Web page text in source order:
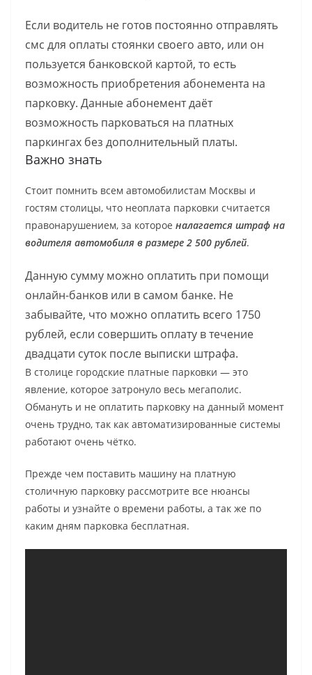
Если водитель не готов постоянно отправлять
смс для оплаты стоянки своего авто, или он
пользуется банковской картой, то есть
возможность приобретения абонемента на
парковку. Данные абонемент даёт
возможность парковаться на платных
паркингах без дополнительный платы.
Важно знать
Стоит помнить всем автомобилистам Москвы и
гостям столицы, что неоплата парковки считается
правонарушением, за которое налагается штраф на
водителя автомобиля в размере 2 500 рублей.
Данную сумму можно оплатить при помощи
онлайн-банков или в самом банке. Не
забывайте, что можно оплатить всего 1750
рублей, если совершить оплату в течение
двадцати суток после выписки штрафа.
В столице городские платные парковки — это
явление, которое затронуло весь мегаполис.
Обмануть и не оплатить парковку на данный момент
очень трудно, так как автоматизированные системы
работают очень чётко.
Прежде чем поставить машину на платную
столичную парковку рассмотрите все нюансы
работы и узнайте о времени работы, а так же по
каким дням парковка бесплатная.